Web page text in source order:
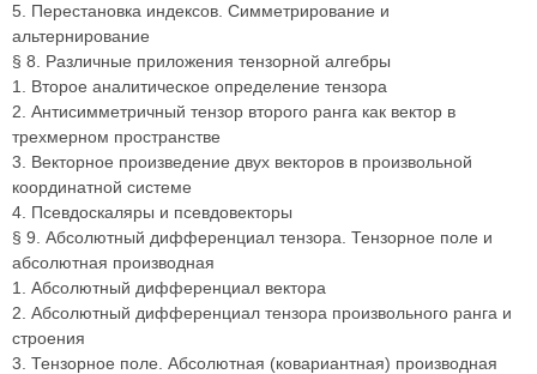
5. Перестановка индексов. Симметрирование и
альтернирование
§ 8. Различные приложения тензорной алгебры
1. Второе аналитическое определение тензора
2. Антисимметричный тензор второго ранга как вектор в
трехмерном пространстве
3. Векторное произведение двух векторов в произвольной
координатной системе
4. Псевдоскаляры и псевдовекторы
§ 9. Абсолютный дифференциал тензора. Тензорное поле и
абсолютная производная
1. Абсолютный дифференциал вектора
2. Абсолютный дифференциал тензора произвольного ранга и
строения
3. Тензорное поле. Абсолютная (ковариантная) производная